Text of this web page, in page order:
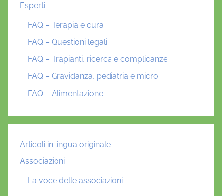
Esperti
FAQ – Terapia e cura
FAQ – Questioni legali
FAQ – Trapianti, ricerca e complicanze
FAQ – Gravidanza, pediatria e micro
FAQ – Alimentazione
Articoli in lingua originale
Associazioni
La voce delle associazioni